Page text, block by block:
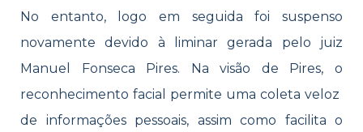
No entanto, logo em seguida foi suspenso
novamente devido à liminar gerada pelo juiz
Manuel Fonseca Pires. Na visão de Pires, o
reconhecimento facial permite uma coleta veloz
de informações pessoais, assim como facilita o